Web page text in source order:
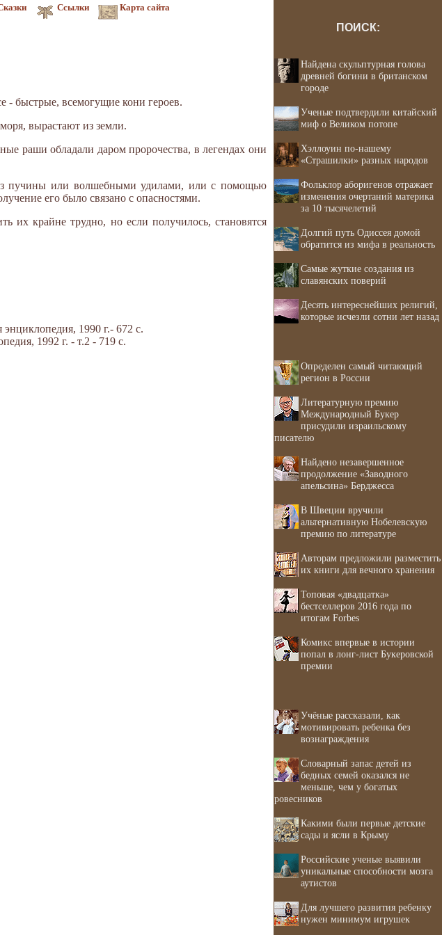
Ссылки Карта сайта
- быстрые, всемогущие кони героев.
вырастают из земли.
раши обладали даром пророчества, в легендах они
пучины или волшебными удилами, или с помощью
его было связано с опасностями.
крайне трудно, но если получилось, становятся
1990 г.- 672 с.
1992 г. - т.2 - 719 с.
ПОИСК:
Найдена скульптурная голова
древней богини в британском
городе
Ученые подтвердили китайский
миф о Великом потопе
Хэллоуин по-нашему
«Страшилки» разных народов
Фольклор аборигенов отражает
изменения очертаний материка
за 10 тысячелетий
Долгий путь Одиссея домой
обратится из мифа в реальность
Самые жуткие создания из
славянских поверий
Десять интереснейших религий,
которые исчезли сотни лет назад
Определен самый читающий
регион в России
Литературную премию
Международный Букер
присудили израильскому
писателю
Найдено незавершенное
продолжение «Заводного
апельсина» Берджесса
В Швеции вручили
альтернативную Нобелевскую
премию по литературе
Авторам предложили разместить
их книги для вечного хранения
Топовая «двадцатка»
бестселлеров 2016 года по
итогам Forbes
Комикс впервые в истории
попал в лонг-лист Букеровской
премии
Учёные рассказали, как
мотивировать ребенка без
вознаграждения
Словарный запас детей из
бедных семей оказался не
меньше, чем у богатых
ровесников
Какими были первые детские
сады и ясли в Крыму
Российские ученые выявили
уникальные способности мозга
аутистов
Для лучшего развития ребенку
нужен минимум игрушек